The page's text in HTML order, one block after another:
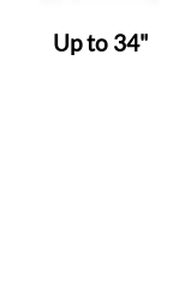
Up to 34"